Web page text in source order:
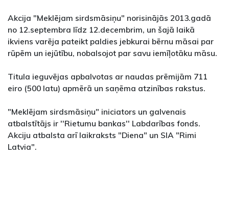
Akcija "Meklējam sirdsmāsiņu" norisinājās 2013.gadā
no 12.septembra līdz 12.decembrim, un šajā laikā
ikviens varēja pateikt paldies jebkurai bērnu māsai par
rūpēm un iejūtību, nobalsojot par savu iemīļotāku māsu.
Titula ieguvējas apbalvotas ar naudas prēmijām 711
eiro (500 latu) apmērā un saņēma atzinības rakstus.
"Meklējam sirdsmāsiņu" iniciators un galvenais
atbalstītājs ir ''Rietumu bankas'' Labdarības fonds.
Akciju atbalsta arī laikraksts "Diena" un SIA "Rimi
Latvia".